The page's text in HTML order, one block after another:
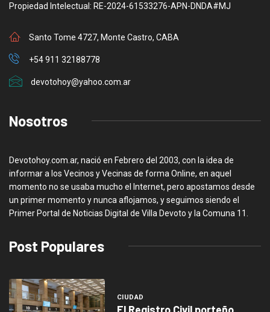
Propiedad Intelectual: RE-2024-61533276-APN-DNDA#MJ
Santo Tome 4727, Monte Castro, CABA
+54 911 32188778
devotohoy@yahoo.com.ar
Nosotros
Devotohoy.com.ar, nació en Febrero del 2003, con la idea de
informar a los Vecinos y Vecinas de forma Online, en aquel
momento no se usaba mucho el Internet, pero apostamos desde
un primer momento y nunca aflojamos, y seguimos siendo el
Primer Portal de Noticias Digital de Villa Devoto y la Comuna 11.
Post Populares
CIUDAD